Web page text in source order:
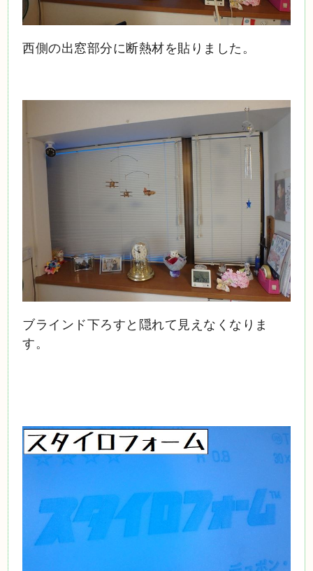
西側の出窓部分に断熱材を貼りました。
ブラインド下ろすと隠れて見えなくなりま
す。